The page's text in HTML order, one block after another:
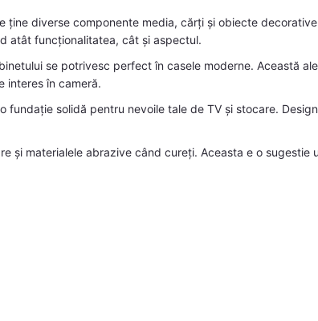
ține diverse componente media, cărți și obiecte
atât funcționalitatea, cât și aspectul.
se potrivesc perfect în casele moderne. Această
interes în cameră.
solidă pentru nevoile tale de TV și stocare.
și materialele abrazive când cureți. Aceasta e o sugestie